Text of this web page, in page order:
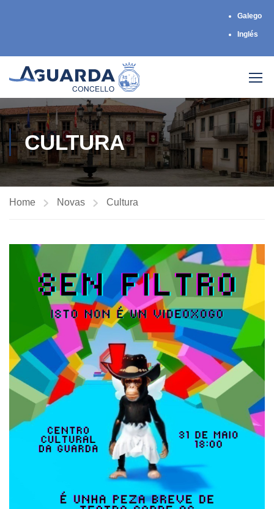
Galego
Inglés
CULTURA
Home Novas Cultura